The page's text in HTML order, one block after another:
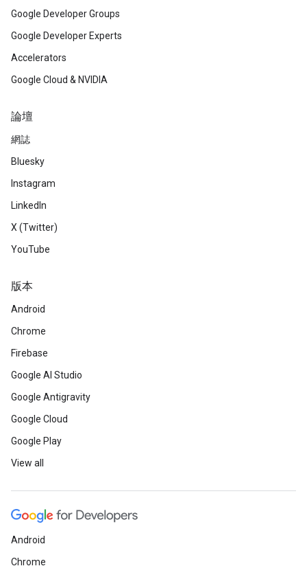
Google Developer Groups
Google Developer Experts
Accelerators
Google Cloud & NVIDIA
論壇
網誌
Bluesky
Instagram
LinkedIn
X (Twitter)
YouTube
版本
Android
Chrome
Firebase
Google AI Studio
Google Antigravity
Google Cloud
Google Play
View all
Android
Chrome